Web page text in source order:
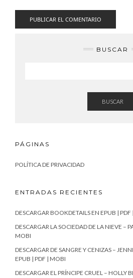
BUSCAR
BUSCAR
PÁGINAS
POLÍTICA DE PRIVACIDAD
ENTRADAS RECIENTES
DESCARGAR BOOKDETAILS EN EPUB |
DESCARGAR LA SOCIEDAD DE LA NIEVE –
MOBI
DESCARGAR DE SANGRE Y CENIZAS –
EPUB | PDF | MOBI
DESCARGAR EL PRÍNCIPE CRUEL – HOLLY